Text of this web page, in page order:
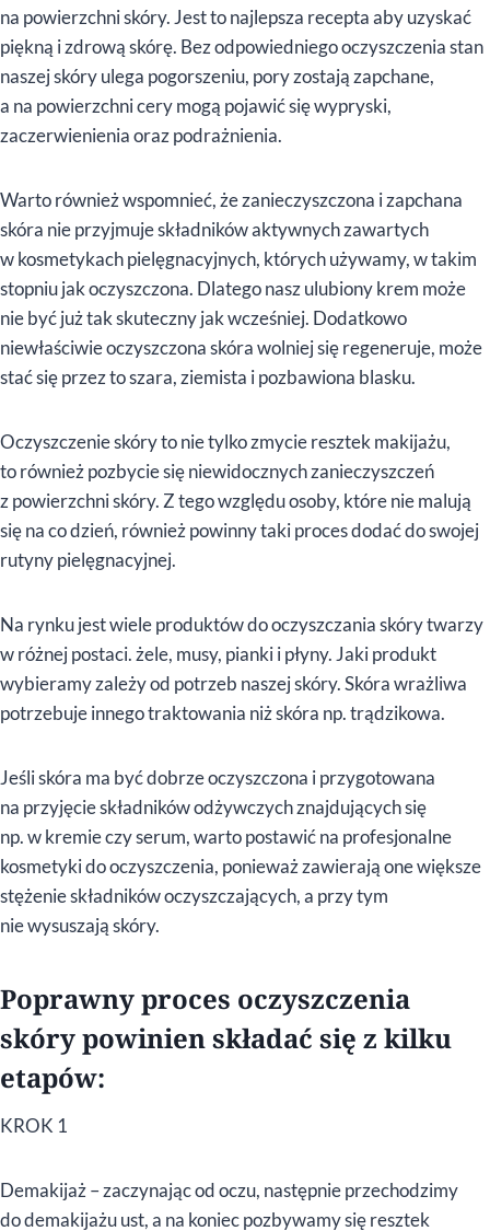
na powierzchni skóry. Jest to najlepsza recepta aby uzyskać
piękną i zdrową skórę. Bez odpowiedniego oczyszczenia stan
naszej skóry ulega pogorszeniu, pory zostają zapchane,
a na powierzchni cery mogą pojawić się wypryski,
zaczerwienienia oraz podrażnienia.
Warto również wspomnieć, że zanieczyszczona i zapchana
skóra nie przyjmuje składników aktywnych zawartych
w kosmetykach pielęgnacyjnych, których używamy, w takim
stopniu jak oczyszczona. Dlatego nasz ulubiony krem może
nie być już tak skuteczny jak wcześniej. Dodatkowo
niewłaściwie oczyszczona skóra wolniej się regeneruje, może
stać się przez to szara, ziemista i pozbawiona blasku.
Oczyszczenie skóry to nie tylko zmycie resztek makijażu,
to również pozbycie się niewidocznych zanieczyszczeń
z powierzchni skóry. Z tego względu osoby, które nie malują
się na co dzień, również powinny taki proces dodać do swojej
rutyny pielęgnacyjnej.
Na rynku jest wiele produktów do oczyszczania skóry twarzy
w różnej postaci. żele, musy, pianki i płyny. Jaki produkt
wybieramy zależy od potrzeb naszej skóry. Skóra wrażliwa
potrzebuje innego traktowania niż skóra np. trądzikowa.
Jeśli skóra ma być dobrze oczyszczona i przygotowana
na przyjęcie składników odżywczych znajdujących się
np. w kremie czy serum, warto postawić na profesjonalne
kosmetyki do oczyszczenia, ponieważ zawierają one większe
stężenie składników oczyszczających, a przy tym
nie wysuszają skóry.
Poprawny proces oczyszczenia
skóry powinien składać się z kilku
etapów:
KROK 1
Demakijaż – zaczynając od oczu, następnie przechodzimy
do demakijażu ust, a na koniec pozbywamy się resztek